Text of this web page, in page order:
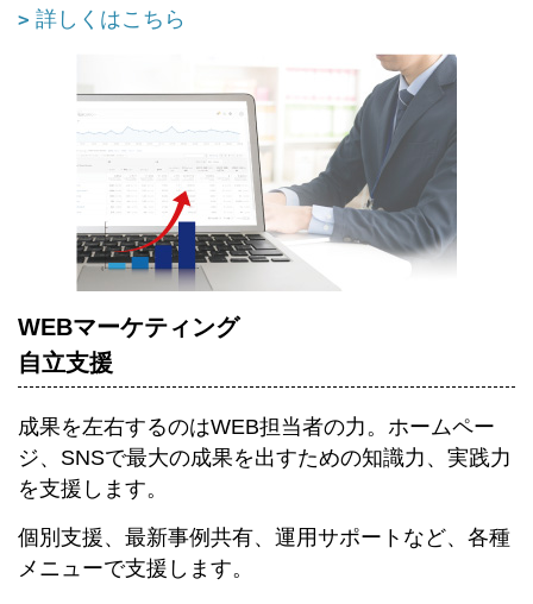
詳しくはこちら
WEBマーケティング
自立支援
成果を左右するのはWEB担当者の力。ホームペー
ジ、SNSで最大の成果を出すための知識力、実践力
を支援します。
個別支援、最新事例共有、運用サポートなど、各種
メニューで支援します。